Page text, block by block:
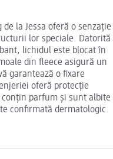
la Jessa oferă o senzație
lor speciale. Datorită
lichidul este blocat în
din fleece asigură un
garantează o fixare
oferă protecție
parfum și sunt albite
confirmată dermatologic.